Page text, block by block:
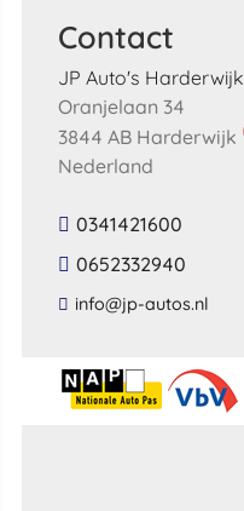
Contact
JP Auto's Harderwijk
Oranjelaan 34
3844 AB Harderwijk
Nederland
0341421600
0652332940
​info​@​jp​-​autos​.​nl​